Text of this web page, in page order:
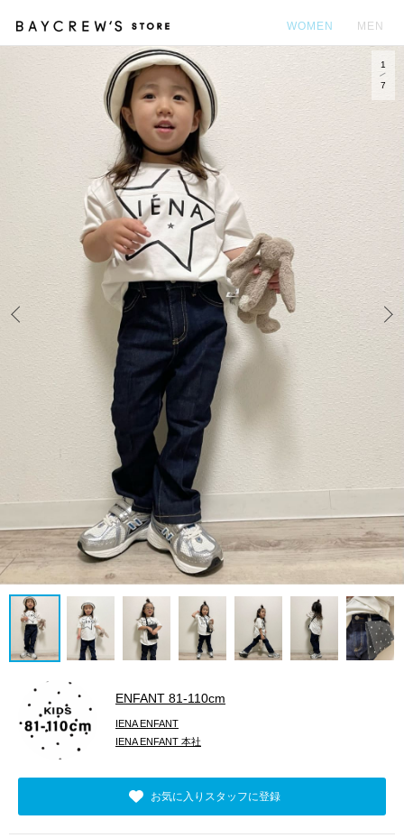
WOMEN MEN
Prev
1
7
ENFANT 81‐110cm
IENA ENFANT
IENA ENFANT 本社
お気に入りスタッフに登録